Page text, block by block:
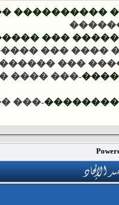
�� ���
���
�������� ���
���
���� ���
���� ���
������
���